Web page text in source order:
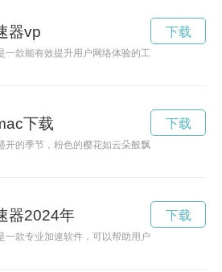
器vp
一款能有效提升用户网络体验的工具软件。本文
下载
下载
开的季节，粉色的樱花如云朵般飘洒，给人一种梦
下载
器2024年
一款专业加速软件，可以帮助用户在上网时加快
下载